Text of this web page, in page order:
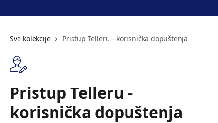
Sve kolekcije Pristup Telleru - korisnička dopuštenja
Pristup Telleru -
korisnička dopuštenja